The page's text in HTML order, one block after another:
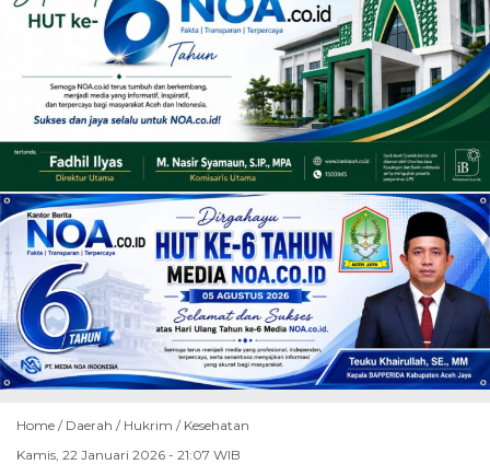
Home / Daerah / Hukrim / Kesehatan
Kamis, 22 Januari 2026 - 21:07 WIB